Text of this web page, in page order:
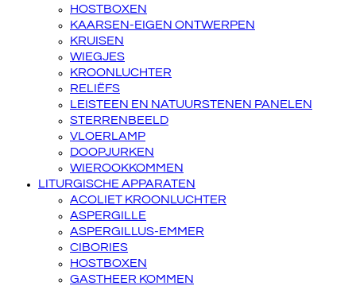
HOSTBOXEN
KAARSEN-EIGEN ONTWERPEN
KRUISEN
WIEGJES
KROONLUCHTER
RELIËFS
LEISTEEN EN NATUURSTENEN PANELEN
STERRENBEELD
VLOERLAMP
DOOPJURKEN
WIEROOKKOMMEN
LITURGISCHE APPARATEN
ACOLIET KROONLUCHTER
ASPERGILLE
ASPERGILLUS-EMMER
CIBORIES
HOSTBOXEN
GASTHEER KOMMEN